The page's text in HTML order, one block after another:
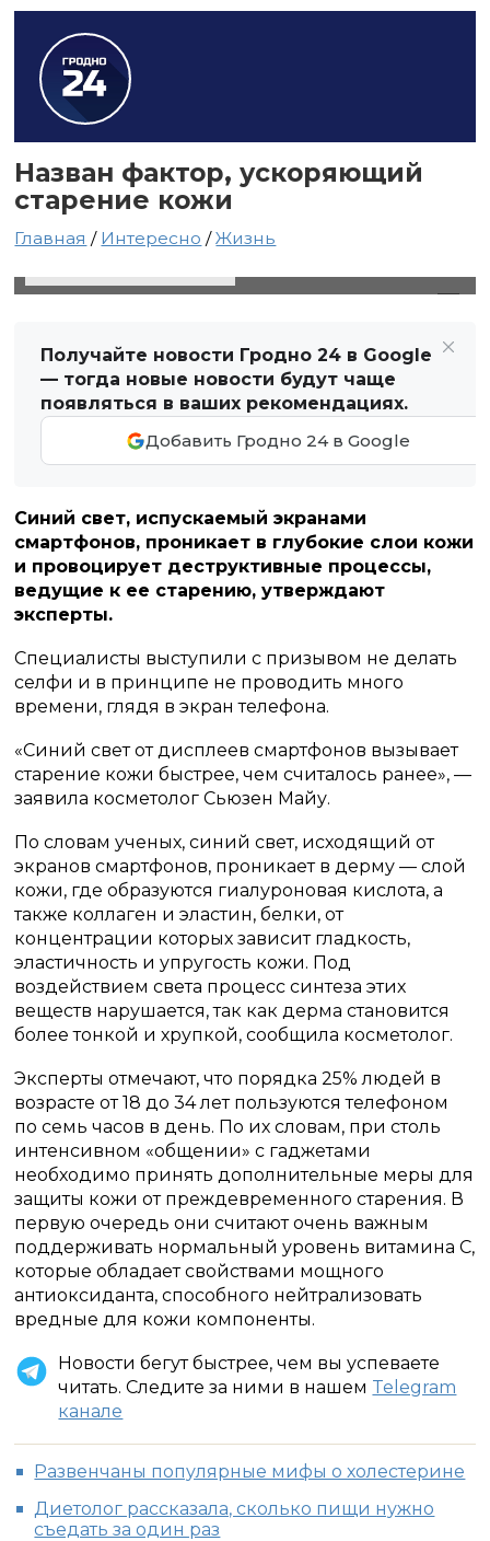
Назван фактор, ускоряющий
старение кожи
Главная / Интересно /Жизнь
Получайте новости Гродно 24 в Google
— тогда новые новости будут чаще
появляться в ваших рекомендациях.
Добавить Гродно 24 в Google
Синий свет, испускаемый экранами
смартфонов, проникает в глубокие слои кожи
и провоцирует деструктивные процессы,
ведущие к ее старению, утверждают
эксперты.
Специалисты выступили с призывом не делать
селфи и в принципе не проводить много
времени, глядя в экран телефона.
«Синий свет от дисплеев смартфонов вызывает
старение кожи быстрее, чем считалось ранее», —
заявила косметолог Сьюзен Майу.
По словам ученых, синий свет, исходящий от
экранов смартфонов, проникает в дерму — слой
кожи, где образуются гиалуроновая кислота, а
также коллаген и эластин, белки, от
концентрации которых зависит гладкость,
эластичность и упругость кожи. Под
воздействием света процесс синтеза этих
веществ нарушается, так как дерма становится
более тонкой и хрупкой, сообщила косметолог.
Эксперты отмечают, что порядка 25% людей в
возрасте от 18 до 34 лет пользуются телефоном
по семь часов в день. По их словам, при столь
интенсивном «общении» с гаджетами
необходимо принять дополнительные меры для
защиты кожи от преждевременного старения. В
первую очередь они считают очень важным
поддерживать нормальный уровень витамина С,
которые обладает свойствами мощного
антиоксиданта, способного нейтрализовать
вредные для кожи компоненты.
Новости бегут быстрее, чем вы успеваете
читать. Следите за ними в нашем Telegram
канале
Развенчаны популярные мифы о холестерине
Диетолог рассказала, сколько пищи нужно
съедать за один раз